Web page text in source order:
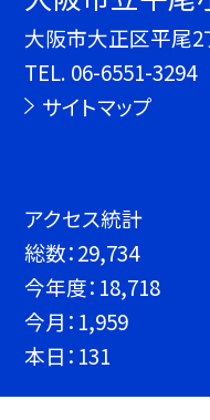
大阪市大正区平尾
TEL. 06-6551-3294
サイトマップ
アクセス統計
総数：29,734
今年度： 18,718
今月： 1,959
本日： 131